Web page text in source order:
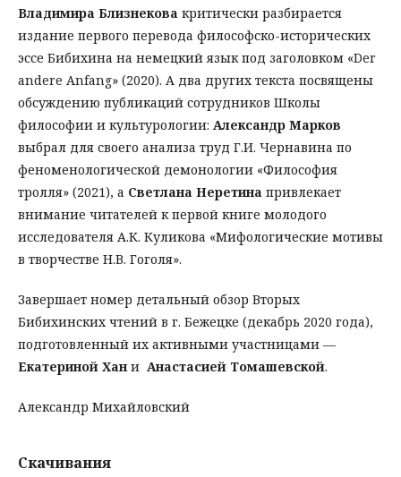
Владимира Близнекова критически разбирается
издание первого перевода философско-исторических
эссе Бибихина на немецкий язык под заголовком «Der
andere Anfang» (2020). А два других текста посвящены
обсуждению публикаций сотрудников Школы
философии и культурологии: Александр Марков
выбрал для своего анализа труд Г.И. Чернавина по
феноменологической демонологии «Философия
тролля» (2021), а Светлана Неретина привлекает
внимание читателей к первой книге молодого
исследователя А.К. Куликова «Мифологические мотивы
в творчестве Н.В. Гоголя».
Завершает номер детальный обзор Вторых
Бибихинских чтений в г. Бежецке (декабрь 2020 года),
подготовленный их активными участницами —
Екатериной Хани Анастасией Томашевской.
Александр Михайловский
Скачивания